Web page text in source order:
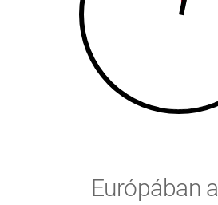
Európában a